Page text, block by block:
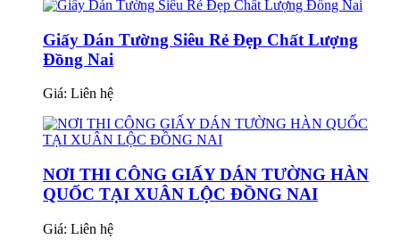
Giấy Dán Tường Siêu Rẻ Đẹp Chất Lượng
Đồng Nai
Giá: Liên hệ
NƠI THI CÔNG GIẤY DÁN TƯỜNG HÀN
QUỐC TẠI XUÂN LỘC ĐỒNG NAI
Giá: Liên hệ